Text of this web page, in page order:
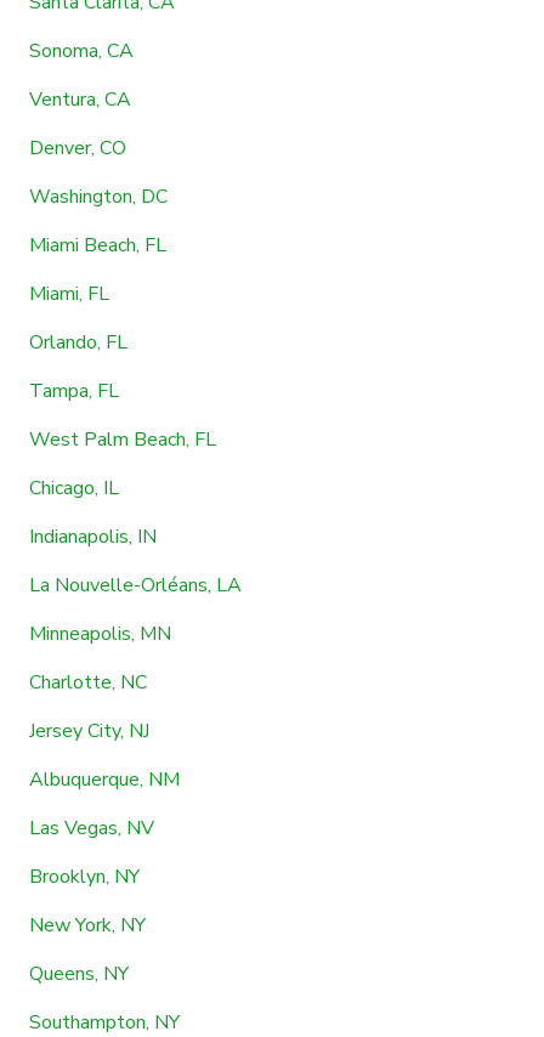
Sonoma, CA
Ventura, CA
Denver, CO
Washington, DC
Miami Beach, FL
Miami, FL
Orlando, FL
Tampa, FL
West Palm Beach, FL
Chicago, IL
Indianapolis, IN
La Nouvelle-Orléans, LA
Minneapolis, MN
Charlotte, NC
Jersey City, NJ
Albuquerque, NM
Las Vegas, NV
Brooklyn, NY
New York, NY
Queens, NY
Southampton, NY